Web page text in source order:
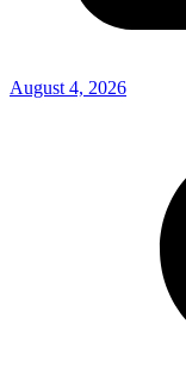
August 4, 2026